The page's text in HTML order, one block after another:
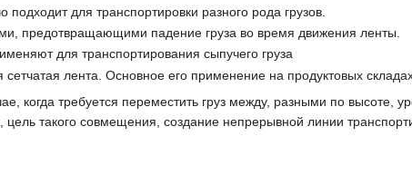
для транспортировки разного рода грузов.
предотвращающими падение груза во время движения ленты.
для транспортирования сыпучего груза
лента. Основное его применение на продуктовых
когда требуется переместить груз между, разными по высоте,
такого совмещения, создание непрерывной линии